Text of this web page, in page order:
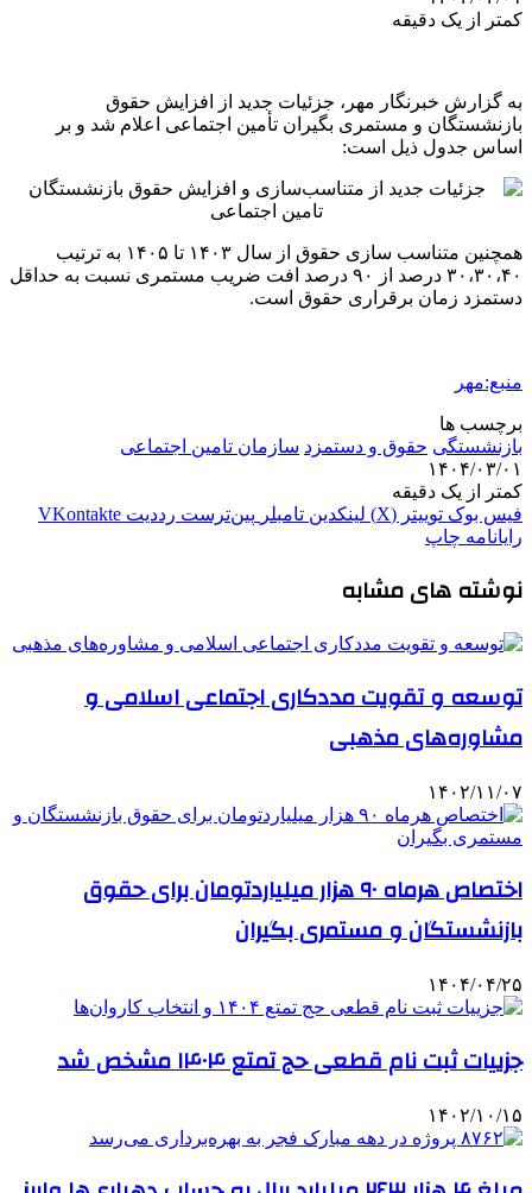
کمتر از یک دقیقه
به گزارش خبرنگار مهر، جزئیات جدید از افزایش حقوق
بازنشستگان و مستمری بگیران تأمین اجتماعی اعلام شد و بر
اساس جدول ذیل است:
همچنین متناسب سازی حقوق از سال ۱۴۰۳ تا ۱۴۰۵ به ترتیب
۳۰،۳۰،۴۰ درصد از ۹۰ درصد افت ضریب مستمری نسبت به حداقل
دستمزد زمان برقراری حقوق است.
منبع:مهر
برچسب ها
بازنشستگی حقوق و دستمزد سازمان تامین اجتماعی
۱۴۰۴/۰۳/۰۱
کمتر از یک دقیقه
فیس بوک توییتر (X) لینکدین ‫تامبلر ‫پین‌ترست ‫رددیت ‫VKontakte
رایانامه چاپ
نوشته های مشابه
توسعه و تقویت مددکاری اجتماعی اسلامی و
مشاوره‌های مذهبی
۱۴۰۲/۱۱/۰۷
اختصاص هرماه ۹۰ هزار میلیاردتومان برای حقوق
بازنشستگان و مستمری بگیران
۱۴۰۴/۰۴/۲۵
جزییات ثبت نام قطعی حج تمتع ۱۴۰۴ مشخص شد
۱۴۰۲/۱۰/۱۵